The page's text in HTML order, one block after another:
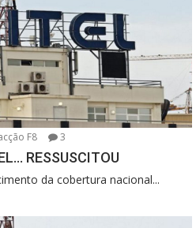
F8 3
RESSUSCITOU
da cobertura nacional...